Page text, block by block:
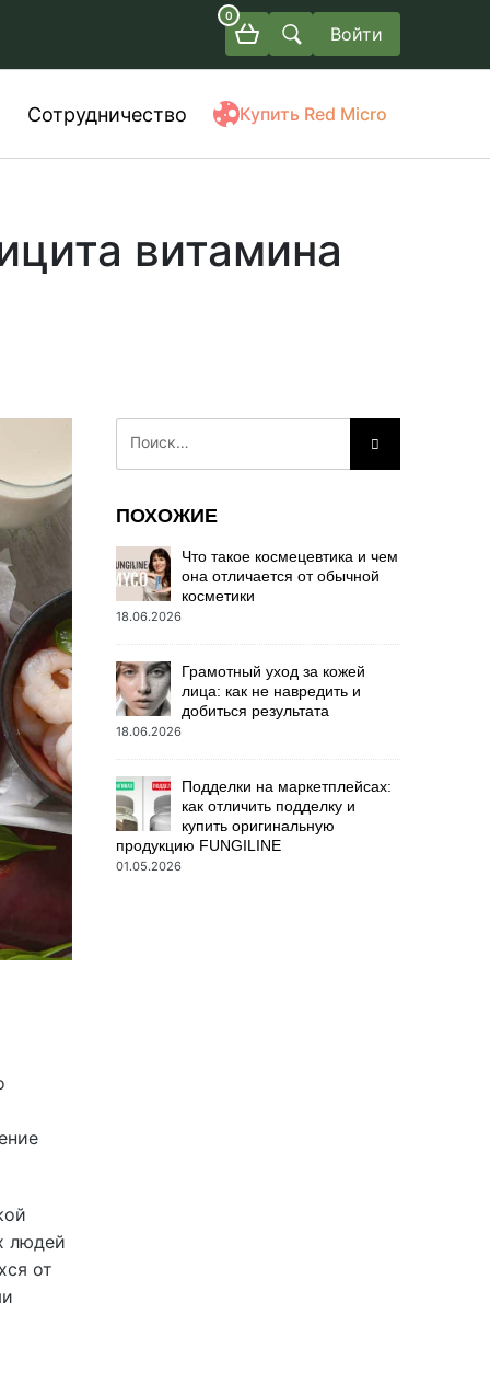
0
Войти
Сотрудничество Купить Red Micro
витамина
людей
от
ПОХОЖИЕ
Что такое космецевтика и чем
она отличается от обычной
косметики
18.06.2026
Грамотный уход за кожей
лица: как не навредить и
добиться результата
18.06.2026
Подделки на маркетплейсах:
как отличить подделку и
купить оригинальную
продукцию FUNGILINE
01.05.2026